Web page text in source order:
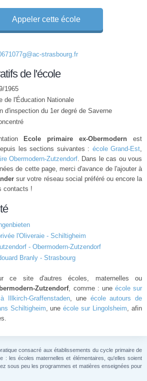
Appeler cette école
strasbourg.fr
de l'école
1965
de l'Éducation Nationale
d'inspection du 1er degré de Saverne
Ecole primaire ex-Obermodern est
les sections suivantes : école Grand-Est,
Obermodern-Zutzendorf. Dans le cas ou vous
de cette page, merci d'avance de l'ajouter à
sur votre réseau social préféré ou encore la
contacts !
l'Oliveraie - Schiltigheim
- Obermodern-Zutzendorf
Branly - Strasbourg
ce site d'autres écoles, maternelles ou
Zutzendorf, comme : une école sur
Illkirch-Graffenstaden, une école autours de
Schiltigheim, uneécole sur Lingolsheim, afin
consacré aux établissements du cycle primaire de
: les écoles maternelles et élémentaires, qu'elles soient
sous peu les programmes et matières enseignées pour